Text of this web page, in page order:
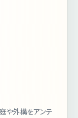
や外構をアンテ